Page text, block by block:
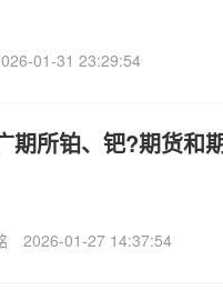
01-31 23:29:54
期所铂、钯?期货和
2026-01-27 14:37:54